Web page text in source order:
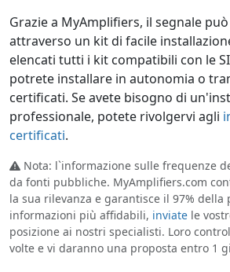
Grazie a MyAmplifiers, il segnale
attraverso un kit di facile
elencati tutti i kit compatibili con le
potrete installare in autonomia o
certificati. Se avete bisogno di
professionale, potete rivolgervi agli
certificati.
Nota: l`informazione sulle frequenze
da fonti pubbliche. MyAmplifiers.com
la sua rilevanza e garantisce il 97% della
informazioni più affidabili, inviate le
posizione ai nostri specialisti. Loro
volte e vi daranno una proposta entro 1